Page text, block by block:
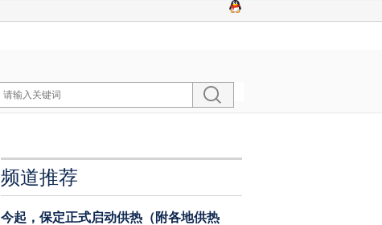
频道推荐
今起，保定正式启动供热（附各地供热